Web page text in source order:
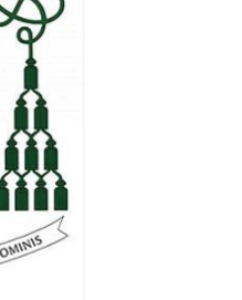
W ŚWIĘTO